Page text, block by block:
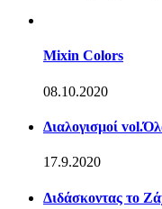
Mixin Colors
08.10.2020
Διαλογισμοί
17.9.2020
Διδάσκοντας το